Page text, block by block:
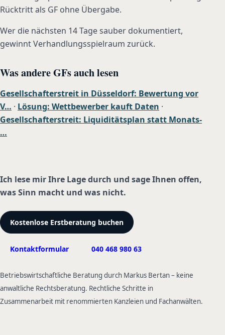
Rücktritt als GF ohne Übergabe.
Wer die nächsten 14 Tage sauber dokumentiert,
gewinnt Verhandlungsspielraum zurück.
Was andere GFs auch lesen
Gesellschafterstreit in Düsseldorf: Bewertung vor
V… · Lösung: Wettbewerber kauft Daten ·
Gesellschafterstreit: Liquiditätsplan statt Monats-
…
Ich lese mir Ihre Lage durch und sage Ihnen offen,
was Sinn macht und was nicht.
Kostenlose Erstberatung buchen
Kontaktformular 040 468 980 63
Betriebswirtschaftliche Beratung durch Markus Bertan – keine
anwaltliche Rechtsberatung. Rechtliche Schritte in
Zusammenarbeit mit renommierten Kanzleien und Fachanwälten.